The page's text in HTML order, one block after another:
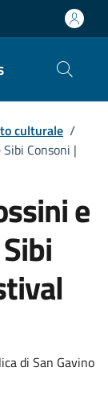
culturale /
Consoni |
e
di San Gavino